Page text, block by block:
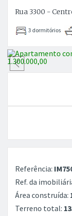
Rua 3300 -
3 dormitórios
Anterior
Referência:
Ref. da
Área construída:
Terreno total: